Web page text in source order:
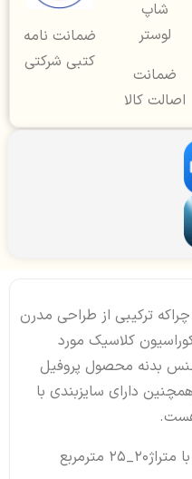
ضمانت
اصالت کالا
ضمانت نامه
کتبی شرکتی
ترکیبی از طراحی مدرن
کلاسیک مورد
بدنه محصول پروفیل
دارای سایزبندی با
هست.
8شاخه این محصول برای فضایی با متراژ20_25 مترمربع